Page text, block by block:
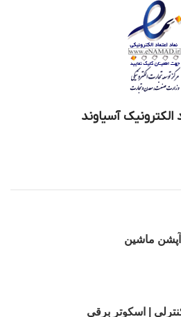
الکترونیک آسیاوند
ماشین
| اسکوتر برقی